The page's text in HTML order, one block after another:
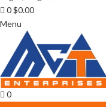
0$0.00
Menu
0